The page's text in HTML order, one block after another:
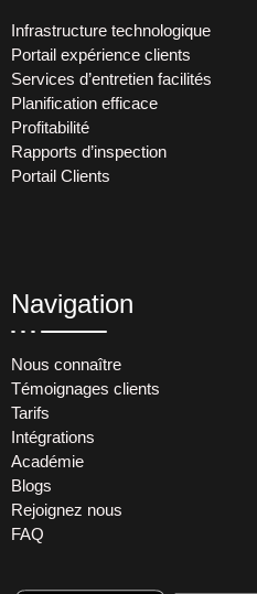
Infrastructure technologique
Portail expérience clients
Services d’entretien facilités
Planification efficace
Profitabilité
Rapports d’inspection
Portail Clients
Navigation
Nous connaître
Témoignages clients
Tarifs
Intégrations
Académie
Blogs
Rejoignez nous
FAQ